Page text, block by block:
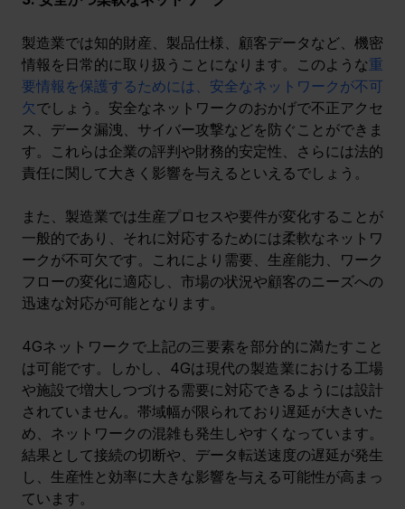
製造業では知的財産、製品仕様、顧客データなど、機密
情報を日常的に取り扱うことになります。このような重
要情報を保護するためには、安全なネットワークが不可
欠でしょう。安全なネットワークのおかげで不正アクセ
ス、データ漏洩、サイバー攻撃などを防ぐことができま
す。これらは企業の評判や財務的安定性、さらには法的
責任に関して大きく影響を与えるといえるでしょう。
また、製造業では生産プロセスや要件が変化することが
一般的であり、それに対応するためには柔軟なネットワ
ークが不可欠です。これにより需要、生産能力、ワーク
フローの変化に適応し、市場の状況や顧客のニーズへの
迅速な対応が可能となります。
4Gネットワークで上記の三要素を部分的に満たすこと
は可能です。しかし、4Gは現代の製造業における工場
や施設で増大しつづける需要に対応できるようには設計
されていません。帯域幅が限られており遅延が大きいた
め、ネットワークの混雑も発生しやすくなっています。
結果として接続の切断や、データ転送速度の遅延が発生
し、生産性と効率に大きな影響を与える可能性が高まっ
ています。